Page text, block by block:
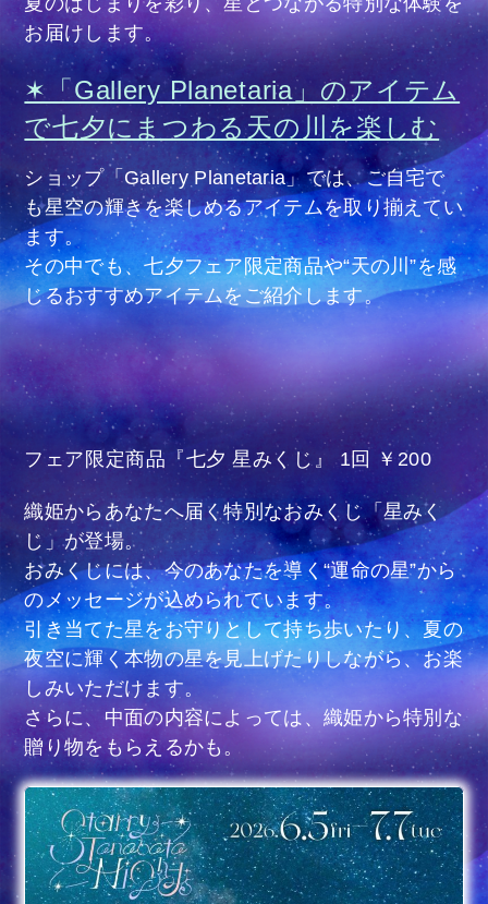
お届けします。
✶「Gallery Planetaria」のアイテム
で七夕にまつわる天の川を楽しむ
ショップ「Gallery Planetaria」では、ご自宅で
も星空の輝きを楽しめるアイテムを取り揃えてい
ます。
その中でも、七夕フェア限定商品や“天の川”を感
じるおすすめアイテムをご紹介します。
フェア限定商品『七夕 星みくじ』 1回 ￥200
織姫からあなたへ届く特別なおみくじ「星みく
じ」が登場。
おみくじには、今のあなたを導く“運命の星”から
のメッセージが込められています。
引き当てた星をお守りとして持ち歩いたり、夏の
夜空に輝く本物の星を見上げたりしながら、お楽
しみいただけます。
さらに、中面の内容によっては、織姫から特別な
贈り物をもらえるかも。